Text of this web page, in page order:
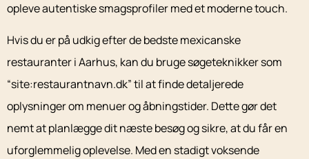
opleve autentiske smagsprofiler med et moderne touch.
Hvis du er på udkig efter de bedste mexicanske
restauranter i Aarhus, kan du bruge søgeteknikker som
“site:restaurantnavn.dk” til at finde detaljerede
oplysninger om menuer og åbningstider. Dette gør det
nemt at planlægge dit næste besøg og sikre, at du får en
uforglemmelig oplevelse. Med en stadigt voksende